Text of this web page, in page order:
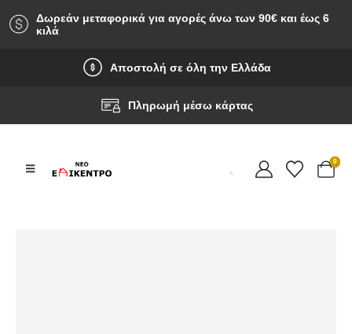
Δωρεάν μεταφορικά για αγορές άνω των 90‎€ και έως 6
κιλά
Αποστολή σε όλη την Ελλάδα
Πληρωμή μέσω κάρτας
0